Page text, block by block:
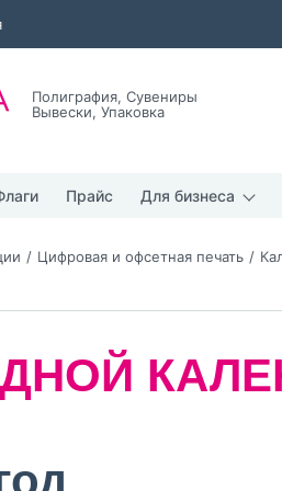
Полиграфия, Сувениры
Вывески, Упаковка
Прайс Для бизнеса
Цифровая и офсетная печать
Нажимая
политикой
Нажимая на